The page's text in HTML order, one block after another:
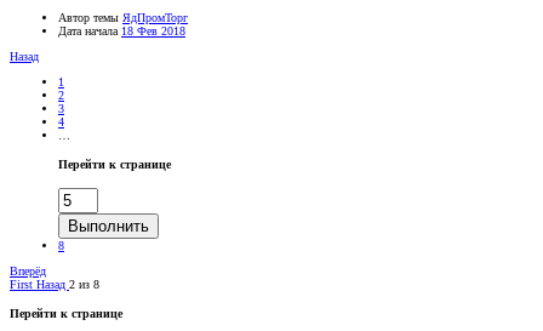
Автор темы ЯдПромТорг
Дата начала 18 Фев 2018
Назад
1
2
3
4
Перейти к странице
Выполнить
8
Вперёд
First Назад 2 из 8
Перейти к странице